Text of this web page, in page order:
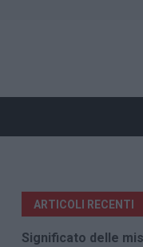
ARTICOLI RECENTI
Significato delle